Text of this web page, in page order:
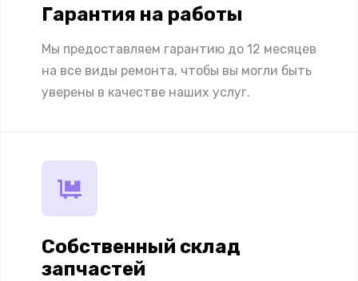
Гарантия на работы
Мы предоставляем гарантию до 12 месяцев
на все виды ремонта, чтобы вы могли быть
уверены в качестве наших услуг.
Собственный склад
запчастей